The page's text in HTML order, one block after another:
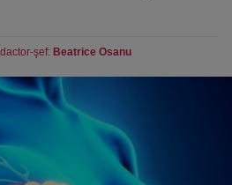
şef: Beatrice Osanu